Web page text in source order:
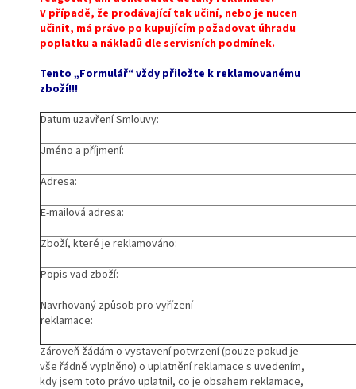
V případě, že prodávající tak učiní, nebo je nucen
učinit, má právo po kupujícím požadovat úhradu
poplatku a nákladů dle servisních podmínek.
Tento „Formulář“ vždy přiložte k reklamovanému
zboží!!!
Datum uzavření Smlouvy:
Jméno a příjmení:
Adresa:
E-mailová adresa:
Zboží, které je reklamováno:
Popis vad zboží:
Navrhovaný způsob pro vyřízení
reklamace:
Zároveň žádám o vystavení potvrzení (pouze pokud je
vše řádně vyplněno) o uplatnění reklamace s uvedením,
kdy jsem toto právo uplatnil, co je obsahem reklamace,